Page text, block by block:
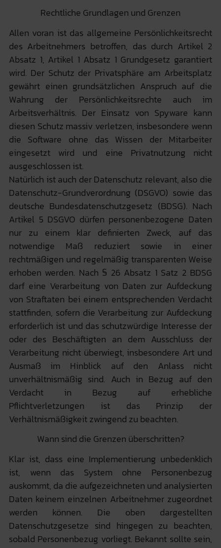
Rechtliche Grundlagen und Grenzen
Allen voran ist das allgemeine Persönlichkeitsrecht
des Arbeitnehmers betroffen, das durch Artikel 2
Absatz 1, Artikel 1 Absatz 1 Grundgesetz garantiert
wird. Der Schutz der Privatsphäre am Arbeitsplatz
gewährt einen grundsätzlichen Anspruch auf die
Wahrung der Persönlichkeitsrechte auch im
Arbeitsverhältnis. Der Einsatz von Spyware kann
diesen Schutz massiv verletzen, insbesondere wenn
die Software ohne das Wissen der Mitarbeiter
eingesetzt wird und eine Privatnutzung nicht
ausgeschlossen ist.
Natürlich ist auch der Datenschutz relevant, also die
Datenschutz-Grundverordnung (DSGVO) sowie das
deutsche Bundesdatenschutzgesetz (BDSG). Nach
Artikel 5 DSGVO dürfen personenbezogene Daten
nur zu einem klar definierten Zweck, auf das
notwendige Maß reduziert sowie in einer
rechtmäßigen und regelmäßig transparenten Weise
erhoben werden. Nach § 26 Absatz 1 Satz 2 BDSG
darf eine Verarbeitung von Daten zur Aufdeckung
von Straftaten bei einem entsprechenden Verdacht
stattfinden, sofern die Verarbeitung zur Aufdeckung
erforderlich ist und das schutzwürdige Interesse der
oder des Beschäftigten an dem Ausschluss der
Verarbeitung nicht überwiegt, insbesondere Art und
Ausmaß im Hinblick auf den Anlass nicht
unverhältnismäßig sind. Auch in Bezug auf den
Verdacht in Bezug auf erhebliche
Pflichtverletzungen ist das Prinzip der
Verhältnismäßigkeit zwingend zu beachten.
Wann sind die Grenzen überschritten?
Klar ist, dass eine Implementierung unbedenklich
ist, wenn das System ohne Personenbezug
auskommt, da die aufgezeichneten und analysierten
Daten keinem einzelnen Arbeitnehmer zugeordnet
werden können. Die oben dargestellten
Datenschutzgesetze sind hingegen zu beachten,
sobald Personenbezug vorliegt. Bekannt sollte sein,